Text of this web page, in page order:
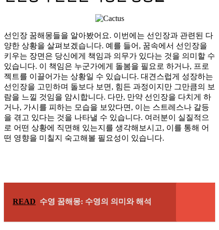
선인장 꿈해몽들을 알아봤어요. 이번에는 선인장과 관련된 다
양한 상황을 살펴보겠습니다. 예를 들어, 꿈속에서 선인장을
키우는 장면은 당신에게 책임과 의무가 있다는 것을 의미할 수
있습니다. 이 책임은 누군가에게 돌봄을 필요로 하거나, 프로
젝트를 이끌어가는 상황일 수 있습니다. 대견스럽게 성장하는
선인장을 고민하며 돌보다 보면, 힘든 과정이지만 그만큼의 보
람을 느낄 것임을 암시합니다. 다만, 만약 선인장을 다치게 하
거나, 가시를 피하는 모습을 보았다면, 이는 스트레스나 갈등
을 겪고 있다는 것을 나타낼 수 있습니다. 여러분이 실질적으
로 어떤 상황에 직면해 있는지를 생각해보시고, 이를 통해 어
떤 영향을 미칠지 숙고해볼 필요성이 있습니다.
READ 수영 꿈해몽: 수영의 의미와 해석